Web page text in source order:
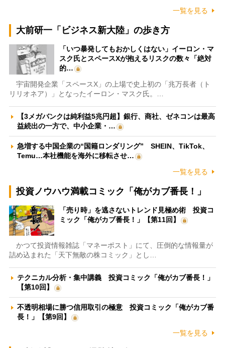
一覧を見る
大前研一「ビジネス新大陸」の歩き方
「いつ暴発してもおかしくはない」イーロン・マ
スク氏とスペースXが抱えるリスクの数々「絶対
的…
宇宙開発企業「スペースX」の上場で史上初の「兆万長者（ト
リリオネア）」となったイーロン・マスク氏。…
【3メガバンクは純利益5兆円超】銀行、商社、ゼネコンは最高
益続出の一方で、中小企業・…
急増する中国企業の“国籍ロンダリング” SHEIN、TikTok、
Temu…本社機能を海外に移転させ…
一覧を見る
投資ノウハウ満載コミック「俺がカブ番長！」
「売り時」を逃さないトレンド見極め術 投資コ
ミック「俺がカブ番長！」【第11回】
かつて投資情報雑誌「マネーポスト」にて、圧倒的な情報量が
詰め込まれた「天下無敵の株コミック」とし…
テクニカル分析・集中講義 投資コミック「俺がカブ番長！」
【第10回】
不透明相場に勝つ信用取引の極意 投資コミック「俺がカブ番
長！」【第9回】
一覧を見る